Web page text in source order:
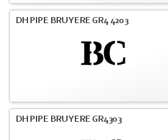
DH PIPE BRUYERE GR4 4203
DH PIPE BRUYERE GR4303